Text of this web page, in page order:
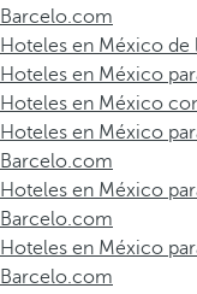
Barcelo.com
Hoteles en México
Hoteles en México
Hoteles en México
Hoteles en México
Barcelo.com
Hoteles en México
Barcelo.com
Hoteles en México
Barcelo.com